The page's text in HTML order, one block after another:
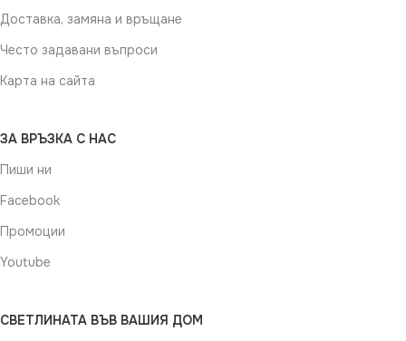
Доставка, замяна и връщане
Често задавани въпроси
Карта на сайта
ЗА ВРЪЗКА С НАС
Пиши ни
Facebook
Промоции
Youtube
СВЕТЛИНАТА ВЪВ ВАШИЯ ДОМ